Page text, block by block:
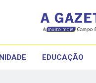
EDUCAÇÃO